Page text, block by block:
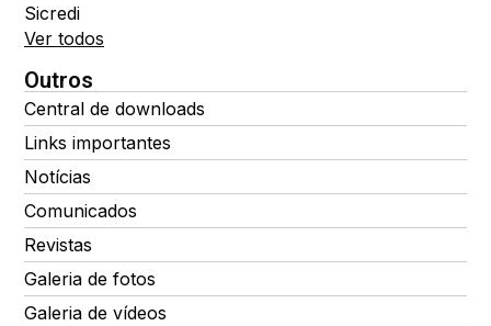
Sicredi
Ver todos
Outros
Central de downloads
Links importantes
Notícias
Comunicados
Revistas
Galeria de fotos
Galeria de vídeos